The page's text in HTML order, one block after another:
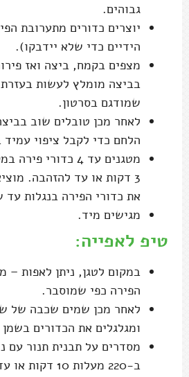
גבוהים.
יוצרים כדורים מתערובת
הידיים כדי שלא יידבקו).
מצפים בקמח, ביצה ואז
בביצה מומלץ לעשות בעזרת
שמודגם בסרטון.
לאחר מכן טובלים שוב
הלחם כדי לקבל ציפוי עמיד
3 דקות או עד להזהבה.
את כדורי הפירה בנגלות עד
מגישים מיד.
טיפ לאפייה:
במקום לטגן, ניתן לאפות –
הפירה כפי שמוסבר.
לאחר מכן שמים שכבה של
ומגלגלים את הכדורים בשמן
מסדרים על תבנית תנור עם
ב-220 מעלות 10